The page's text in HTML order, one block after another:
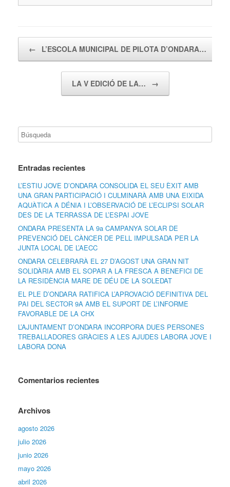
← L’ESCOLA MUNICIPAL DE PILOTA D’ONDARA…
LA V EDICIÓ DE LA… →
Entradas recientes
L’ESTIU JOVE D’ONDARA CONSOLIDA EL SEU ÈXIT AMB
UNA GRAN PARTICIPACIÓ I CULMINARÀ AMB UNA EIXIDA
AQUÀTICA A DÉNIA I L’OBSERVACIÓ DE L’ECLIPSI SOLAR
DES DE LA TERRASSA DE L’ESPAI JOVE
ONDARA PRESENTA LA 9a CAMPANYA SOLAR DE
PREVENCIÓ DEL CÀNCER DE PELL IMPULSADA PER LA
JUNTA LOCAL DE L’AECC
ONDARA CELEBRARÀ EL 27 D’AGOST UNA GRAN NIT
SOLIDÀRIA AMB EL SOPAR A LA FRESCA A BENEFICI DE
LA RESIDÈNCIA MARE DE DÉU DE LA SOLEDAT
EL PLE D’ONDARA RATIFICA L’APROVACIÓ DEFINITIVA DEL
PAI DEL SECTOR 9A AMB EL SUPORT DE L’INFORME
FAVORABLE DE LA CHX
L’AJUNTAMENT D’ONDARA INCORPORA DUES PERSONES
TREBALLADORES GRÀCIES A LES AJUDES LABORA JOVE I
LABORA DONA
Comentarios recientes
Archivos
agosto 2026
julio 2026
junio 2026
mayo 2026
abril 2026